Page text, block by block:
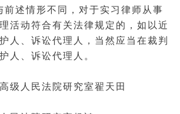
前述情形不同，对于实习律师从事
活动符合有关法律规定的，如以近
人、诉讼代理人，当然应当在裁判
人、诉讼代理人。
级人民法院研究室翟天田